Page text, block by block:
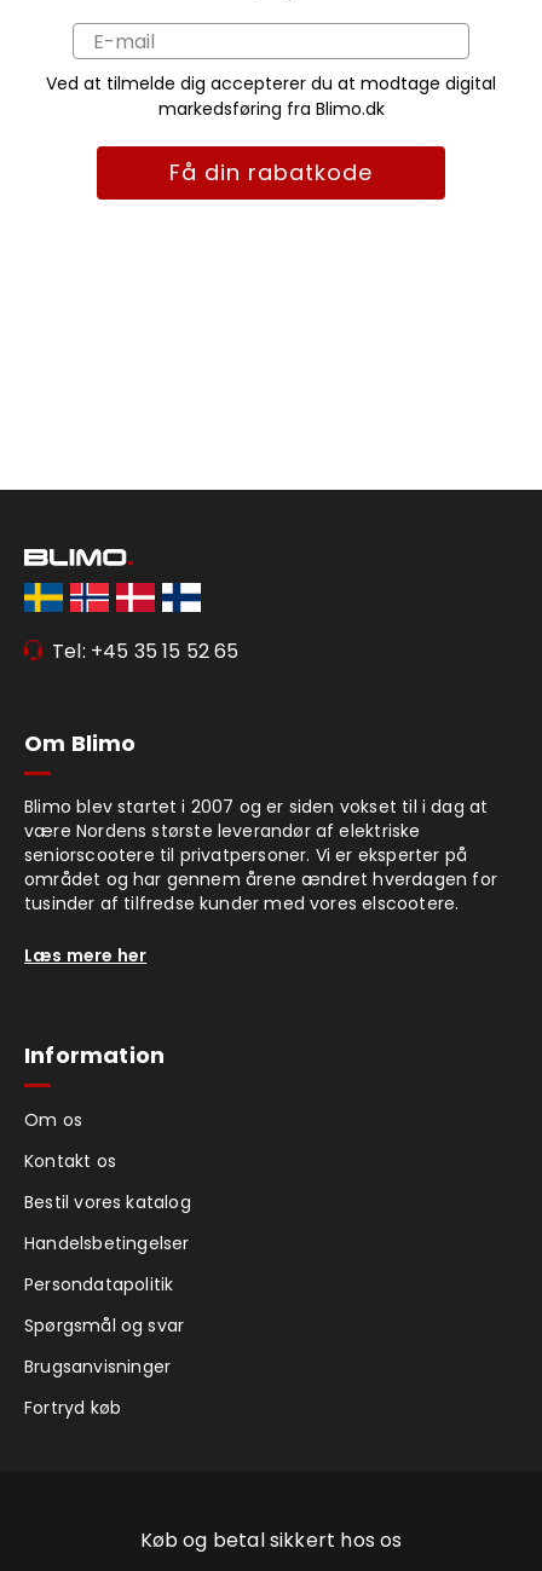
Ved at tilmelde dig accepterer du at modtage digital
markedsføring fra Blimo.dk
Få din rabatkode
Tel: +45 35 15 52 65
Om Blimo
Blimo blev startet i 2007 og er siden vokset til i dag at
være Nordens største leverandør af elektriske
seniorscootere til privatpersoner. Vi er eksperter på
området og har gennem årene ændret hverdagen for
tusinder af tilfredse kunder med vores elscootere.
Læs mere her
Information
Om os
Kontakt os
Bestil vores katalog
Handelsbetingelser
Persondatapolitik
Spørgsmål og svar
Brugsanvisninger
Fortryd køb
Køb og betal sikkert hos os